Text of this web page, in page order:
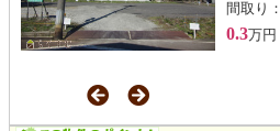
間取り：
0.3万円